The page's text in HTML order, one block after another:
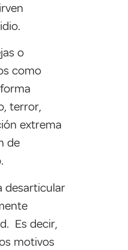
o
como
forma
terror,
extrema
de
desarticular
Es decir,
motivos